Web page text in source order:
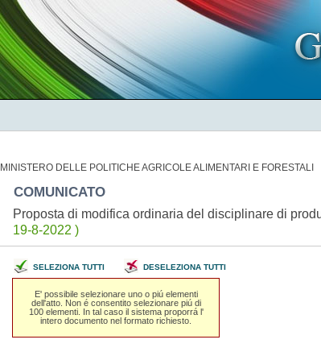
MINISTERO DELLE POLITICHE AGRICOLE ALIMENTARI E FORESTALI
COMUNICATO
Proposta di modifica ordinaria del disciplinare di
19-8-2022 )
SELEZIONA TUTTI DESELEZIONA TUTTI
E' possibile selezionare uno o piú elementi
dell'atto. Non é consentito selezionare piú di
100 elementi. In tal caso il sistema proporrá l'
intero documento nel formato richiesto.